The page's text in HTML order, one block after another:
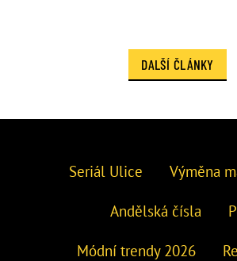
DALŠÍ ČLÁNKY
Seriál Ulice Výměna
Andělská čísla
Módní trendy 2026